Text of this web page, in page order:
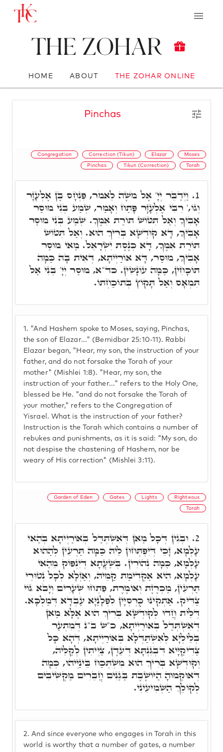
The Zohar
HOME ABOUT THE ZOHAR ONLINE
Pinchas
Congregation Correction (Tikun) Elazar Moses
Pinchas Tikun (Correction) Torah
1. "And Hashem spoke to Moses, saying, Pinchas,
the son of Elazar..." (Bemidbar 25:10-11). Rabbi
Elazar began, "Hear, my son, the instruction of your
father, and do not forsake the Torah of your
mother" (Mishlei 1:8). "Hear, my son, the
instruction of your father..." refers to the Holy One,
blessed be He. "and do not forsake the Torah of
your mother," refers to the Congregation of
Yisrael. What is the instruction of your father?
Instruction is the Torah which contains a number of
rebukes and punishments, as it is said: "My son, do
not despise the chastening of Hashem, nor be
weary of His correction" (Mishlei 3:11).
1. וַיְדַבֵּר יְיָ' אֶל מֹשֶׁה לֵאמֹר, פִּנְחָס בֶּן אֶלְעָזָר
וְגוֹ,' רִבִּי אֶלְעָזָר פָּתַח וְאָמַר, שְׁמַע בְּנִי מוּסַר
אָבִיךָ וְאַל תִּטּוֹשׁ תּוֹרַת אִמֶּךָ. שְׁמַע בְּנִי מוּסַר
אָבִיךָ, דָּא קוּדְשָׁא בְּרִיךְ הוּא. וְאַל תִּטּוֹשׁ
תּוֹרַת אִמֶּךָ, דָּא כְּנֶסֶת יִשְׂרָאֵל. מַאי מוּסַר
אָבִיךָ, מוּסַר, דָּא אוֹרַיְיתָא, דְּאִית בָּהּ כַּמָּה
תּוֹכָחִין, כַּמָּה עוֹנָשִׁין. כד"א, מוּסַר יְיָ' בְּנִי אַל
תִּמְאָס וְאַל תָּקוֹץ בְּתוֹכַחְתּוֹ.
Garden of Eden Gates Lights Righteous
Torah
2. And since everyone who engages in Torah in this
world is worthy that a number of gates, a number
2. וּבְגִין דְּכָל מַאן דְּאִשְׁתְּדַּל בְּאוֹרַיְיתָא בְּהַאי
עָלְמָא, זָכֵי דְּיִפְתְּחוּן לֵיהּ כַּמָּה תַּרְעִין לְהַהוּא
עָלְמָא, כַּמָּה נְהוֹרִין. בְּשַׁעֲתָא דְּיִנְפּוֹק מֵהַאי
עָלְמָא, הִיא אַקְדִימַת קַמֵּיהּ, וְאַזְלָא לְכָל נְטוּרֵי
תַּרְעִין, מַכְרֶזֶת וְאוֹמֶרֶת, פִּתְחוּ שְׁעָרִים וְיָבֹא גּוֹי
צַדִּיק. אַתְקִינוּ כֻּרְסְיָין לִפְלָנַיָּא עַבְדָּא דְּמַלְכָּא.
דְּלֵית חֲדוּ לְקוּדְשָׁא בְּרִיךְ הוּא אֶלָּא מַאן
דְּאִשְׁתְּדַל בְּאוֹרַיְיתָא, כ"ש ב"נ דְּמִתְעַר
בְּלֵילְיָא לְאִשְׁתַּדְּלָא בְּאוֹרַיְיתָא, דְּהָא כָּל
צַדִיקַיָּיא דִּבְגִּנְתָּא דְּעֵדֶן, צַיְיתִין לְקַלֵּיהּ,
וְקוּדְשָׁא בְּרִיךְ הוּא מִשְׁתְּכַח בֵּינַיְיהוּ, כְּמָה
דְּאוּקְמוּהָ הַיּוֹשֶׁבֶת בַּגַנִּים חֲבֵרִים מַקְשִׁיבִים
לְקוֹלֵךְ הַשְׁמִיעִינִי.